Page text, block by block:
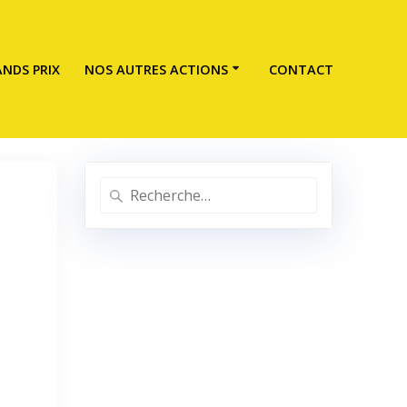
PRIX NOS AUTRES ACTIONS CONTACT